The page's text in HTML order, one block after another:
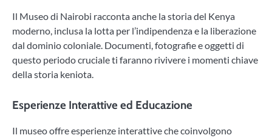
Il Museo di Nairobi racconta anche la storia del Kenya
moderno, inclusa la lotta per l’indipendenza e la liberazione
dal dominio coloniale. Documenti, fotografie e oggetti di
questo periodo cruciale ti faranno rivivere i momenti chiave
della storia keniota.
Esperienze Interattive ed Educazione
Il museo offre esperienze interattive che coinvolgono